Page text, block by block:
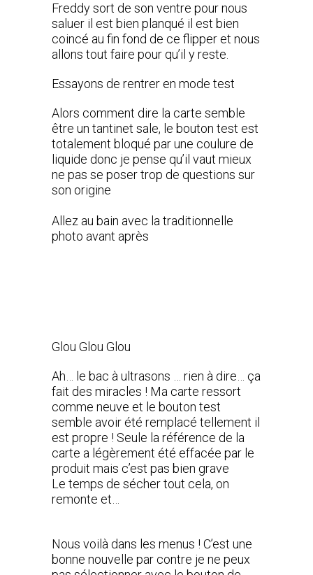
Freddy sort de son ventre pour nous
saluer il est bien planqué il est bien
coincé au fin fond de ce flipper et nous
allons tout faire pour qu’il y reste.
Essayons de rentrer en mode test
Alors comment dire la carte semble
être un tantinet sale, le bouton test est
totalement bloqué par une coulure de
liquide donc je pense qu’il vaut mieux
ne pas se poser trop de questions sur
son origine
Allez au bain avec la traditionnelle
photo avant après
Glou Glou Glou
Ah… le bac à ultrasons … rien à dire… ça
fait des miracles ! Ma carte ressort
comme neuve et le bouton test
semble avoir été remplacé tellement il
est propre ! Seule la référence de la
carte a légèrement été effacée par le
produit mais c’est pas bien grave
Le temps de sécher tout cela, on
remonte et…
Nous voilà dans les menus ! C’est une
bonne nouvelle par contre je ne peux